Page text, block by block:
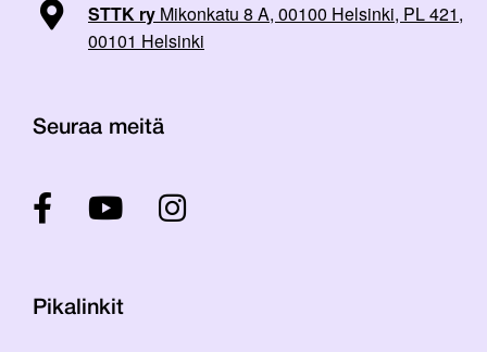
STTK ry Mikonkatu 8 A, 00100 Helsinki, PL 421,
00101 Helsinki
Seuraa meitä
Pikalinkit